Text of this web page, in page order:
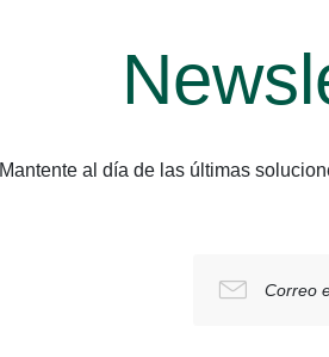
Mantente al día de las últimas
Correo